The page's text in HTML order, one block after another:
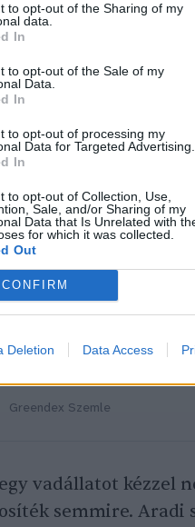
to opt-out of the Sharing of my
data.
In
to opt-out of the Sale of my
Data.
In
to opt-out of processing my
Data for Targeted Advertising.
In
to opt-out of Collection, Use,
Sale, and/or Sharing of my
Data that Is Unrelated with
for which it was collected.
Out
CONFIRM
Deletion Data Access
karakál kifutójába, az
magáról, pedig
súlya még egy
éri el. Ehhez
100, egy jaguár
A jaguár
éghajlatváltozás
hatásainak – videó
Greendex Szemle
vadállatot kézzel
semmire. Aradi